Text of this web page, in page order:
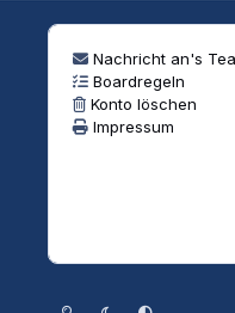
Nachricht an's
Boardregeln
Konto löschen
Impressum
Heller ModusDunkler Modus